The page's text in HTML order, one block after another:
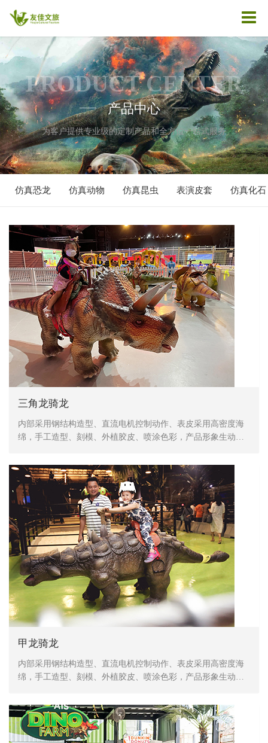
PRODUCT CENTER
—— 产品中心 ——
为客户提供专业级的定制产品和全方位一站式服务
仿真恐龙 仿真动物 仿真昆虫 表演皮套 仿真化石
三角龙骑龙
内部采用钢结构造型、直流电机控制动作、表皮采用高密度海
绵，手工造型、刻模、外植胶皮、喷涂色彩，产品形象生动、
甲龙骑龙
内部采用钢结构造型、直流电机控制动作、表皮采用高密度海
绵，手工造型、刻模、外植胶皮、喷涂色彩，产品形象生动、